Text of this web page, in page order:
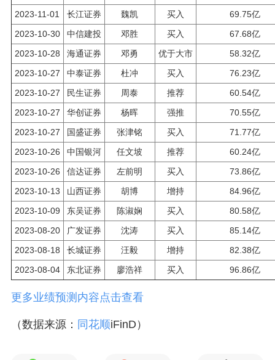
2023-11-01
长江证券 魏凯 买入
69.75亿
2023-10-30
中信建投 邓胜 买入
67.68亿
2023-10-28
海通证券 邓勇 优于大市
58.32亿
2023-10-27
中泰证券 杜冲 买入
76.23亿
2023-10-27
民生证券 周泰 推荐
60.54亿
2023-10-27
华创证券 杨晖 强推
70.55亿
2023-10-27
国盛证券 张津铭 买入
71.77亿
2023-10-26
中国银河 任文坡 推荐
60.24亿
2023-10-26
信达证券 左前明 买入
73.86亿
2023-10-13
山西证券 胡博 增持
84.96亿
2023-10-09
东吴证券 陈淑娴 买入
80.58亿
2023-08-20
广发证券 沈涛 买入
85.14亿
2023-08-18
长城证券 汪毅 增持
82.38亿
2023-08-04
东北证券 廖浩祥 买入 96.86亿
更多业绩预测内容点击查看
（数据来源： 同花顺iFinD）